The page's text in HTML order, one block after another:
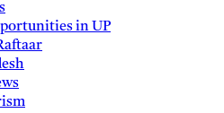
in UP